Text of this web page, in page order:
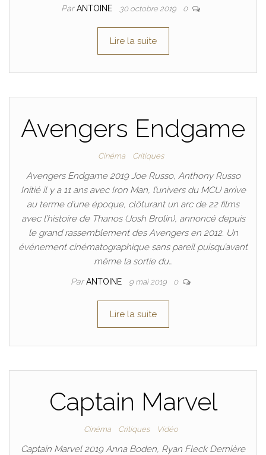
ParANTOINE 30 octobre 2019 0
Lire la suite
Avengers Endgame
Cinéma Critiques
Avengers Endgame 2019 Joe Russo, Anthony Russo
Initié il y a 11 ans avec Iron Man, l’univers du MCU arrive
au terme d’une époque, clôturant un arc de 22 films
avec l’histoire de Thanos (Josh Brolin), annoncé depuis
le grand rassemblement des Avengers en 2012. Un
événement cinématographique sans pareil puisqu’avant
même la sortie du…
ParANTOINE 9 mai 2019 0
Lire la suite
Captain Marvel
Cinéma Critiques Vidéo
Captain Marvel 2019 Anna Boden, Ryan Fleck Dernière